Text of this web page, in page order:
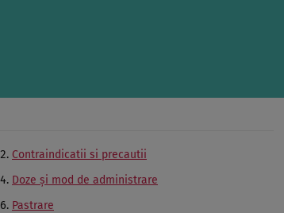
Contraindicatii si precautii
Doze şi mod de administrare
Pastrare